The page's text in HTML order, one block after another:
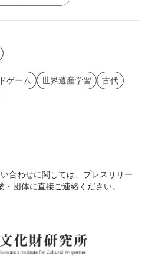
ゲーム 世界遺産学習
古代
合わせに関しては、プレスリリー
団体に直接ご連絡ください。